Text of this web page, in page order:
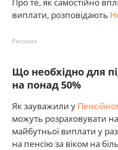
виплати, розповідають
Реклама
Що необхідно для
на понад 50%
Як зауважили у
можуть розраховувати
майбутньої виплати у
на пенсію за віком на